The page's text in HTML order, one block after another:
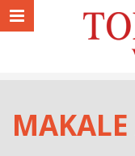
MAKALE